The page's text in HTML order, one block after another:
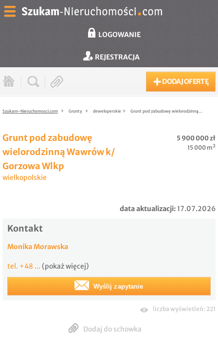
LOGOWANIE
REJESTRACJA
DODAJ OFERTĘ
Szukam-Nieruchomosci.com Grunty deweloperskie Grunt pod zabudowę wielorodzinną…
Grunt pod zabudowę
wielorodzinną Wawrów k/
Gorzowa Wlkp
wielkopolskie
5 900 000 zł
15 000 m²
data aktualizacji: 17.07.2026
Kontakt
Monika Morawska
tel. +48 ... (pokaż więcej)
Wyślij zapytanie
liczba wyświetleń: 221
Dodaj do schowka